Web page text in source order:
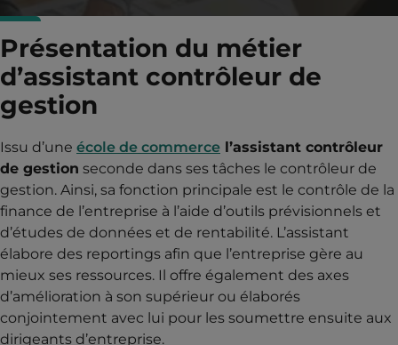
Présentation du métier
d’assistant contrôleur de
gestion
Issu d’une école de commerce l’assistant contrôleur
de gestion seconde dans ses tâches le contrôleur de
gestion. Ainsi, sa fonction principale est le contrôle de la
finance de l’entreprise à l’aide d’outils prévisionnels et
d’études de données et de rentabilité. L’assistant
élabore des reportings afin que l’entreprise gère au
mieux ses ressources. Il offre également des axes
d’amélioration à son supérieur ou élaborés
conjointement avec lui pour les soumettre ensuite aux
dirigeants d’entreprise.